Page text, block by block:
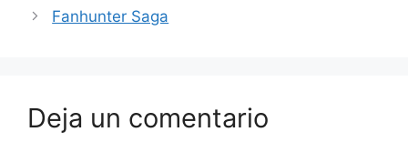
Fanhunter Saga
Deja un comentario